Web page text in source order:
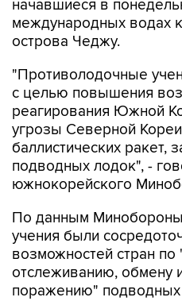
начавшиеся в
международных водах
острова Чеджу.
"Противолодочные
с целью повышения
реагирования Южной
угрозы Северной
баллистических ракет,
подводных лодок", -
южнокорейского
По данным
учения были
возможностей стран
отслеживанию, обмену
поражению"